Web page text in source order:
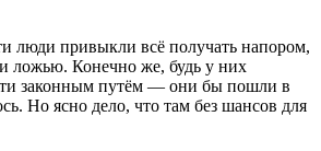
люди привыкли всё получать напором,
ложью. Конечно же, будь у них
законным путём — они бы пошли в
Но ясно дело, что там без шансов для